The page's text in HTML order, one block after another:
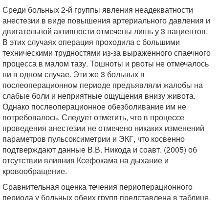
Среди больных 2-й группы явления неадекватности
анестезии в виде повышения артериального давления и
двигательной активности отмечены лишь у 3 пациентов.
В этих случаях операция проходила с большими
техническими трудностями из-за выраженного спаечного
процесса в малом тазу. Тошноты и рвоты не отмечалось
ни в одном случае. Эти же 3 больных в
послеоперационном периоде предъявляли жалобы на
слабые боли и неприятные ощущения внизу живота.
Однако послеоперационное обезболивание им не
потребовалось. Следует отметить, что в процессе
проведения анестезии не отмечено никаких изменений
параметров пульсоксиметрии и ЭКГ, что косвенно
подтверждают данные В.В. Никода и соавт. (2005) об
отсутствии влияния Ксефокама на дыхание и
кровообращение.
Сравнительная оценка течения периоперационного
периода у больных обеих групп представлена в таблице.